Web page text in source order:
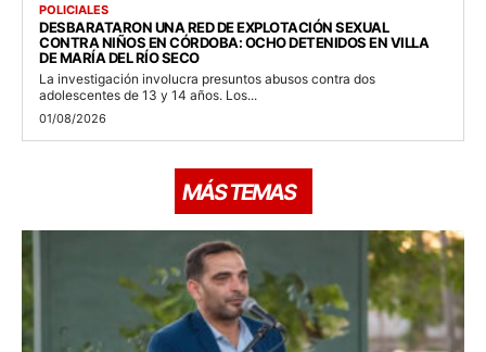
POLICIALES
DESBARATARON UNA RED DE EXPLOTACIÓN SEXUAL
CONTRA NIÑOS EN CÓRDOBA: OCHO DETENIDOS EN VILLA
DE MARÍA DEL RÍO SECO
La investigación involucra presuntos abusos contra dos
adolescentes de 13 y 14 años. Los...
01/08/2026
MÁS TEMAS